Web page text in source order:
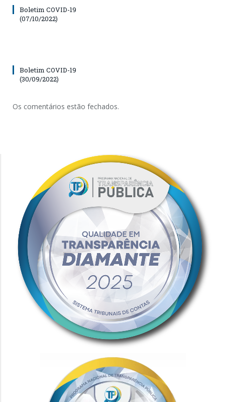
Boletim COVID-19
(07/10/2022)
Boletim COVID-19
(30/09/2022)
Os comentários estão fechados.